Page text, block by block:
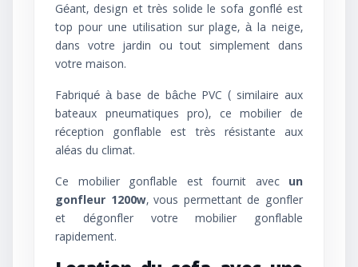
Géant, design et très solide le sofa gonflé est
top pour une utilisation sur plage, à la neige,
dans votre jardin ou tout simplement dans
votre maison.
Fabriqué à base de bâche PVC ( similaire aux
bateaux pneumatiques pro), ce mobilier de
réception gonflable est très résistante aux
aléas du climat.
Ce mobilier gonflable est fournit avec un
gonfleur 1200w, vous permettant de gonfler
et dégonfler votre mobilier gonflable
rapidement.